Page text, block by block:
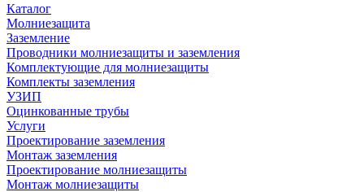
Каталог
Молниезащита
Заземление
Проводники молниезащиты и заземления
Комплектующие для молниезащиты
Комплекты заземления
УЗИП
Оцинкованные трубы
Услуги
Проектирование заземления
Монтаж заземления
Проектирование молниезащиты
Монтаж молниезащиты